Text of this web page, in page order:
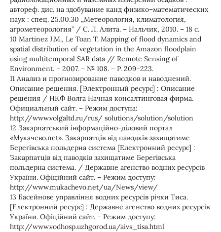
автореф. дис. на здобувание канд физико–математических
наук : спец. 25.00.30 „Метеорология, климатология,
агрометеорология” / С. Л. Алита. – Нальчик, 2010. – 18 с.
10 Martinez J.M., Le Toan T. Mapping of flood dynamics and
spatial distribution of vegetation in the Amazon floodplain
using multitemporal SAR data // Remote Sensing of
Environment. – 2007. – № 108. – P. 209–223.
11 Анализ и прогнозирование паводков и наводнений.
Описание решения. [Электронный ресурс] : Описание
решения / НКФ Волга Начная консалтинговая фирма.
Официальный сайт. – Режим доступа:
http://www.volgaltd.ru/rus/ solutions/solution/solution
12 Закарпатський інформаційно-діловий портал
«Мукачево.net». Закарпатців від паводків захищатиме
Берегівська польдерна система [Електронний ресурс] :
Закарпатців від паводків захищатиме Берегівська
польдерна система. / Державне агенство водних ресурсів
України. Офіційний сайт. – Режим доступу:
http://www.mukachevo.net/ua/News/view/
13 Басейнове управління водних ресурсів річки Тиса.
[Електронний ресурс] : Державне агенство водних ресурсів
України. Офіційний сайт. – Режим доступу:
http://www.vodhosp.uzhgorod.ua/aivs_tisa.html